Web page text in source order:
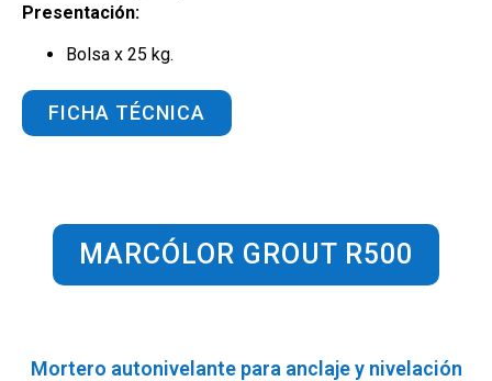
Presentación:
Bolsa x 25 kg.
FICHA TÉCNICA
MARCÓLOR GROUT R500
Mortero autonivelante para anclaje y nivelación